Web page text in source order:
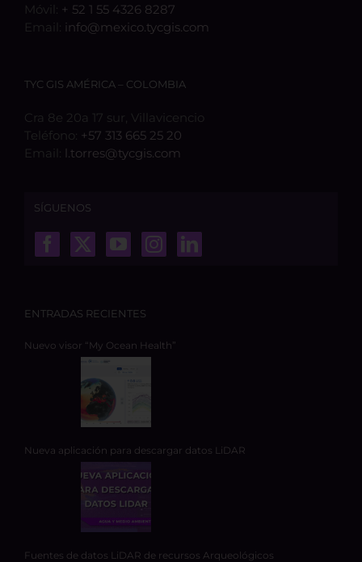
Móvil: + 52 1 55 4326 8287
Email: info@mexico.tycgis.com
TYC GIS AMÉRICA – COLOMBIA
Cra 8e 20a 17 sur, Villavicencio
Teléfono: +57 313 665 25 20
Email:
l.torres@tycgis.com
SÍGUENOS
ENTRADAS RECIENTES
Nuevo visor “My Ocean Health”
Nueva aplicación para descargar datos LiDAR
Fuentes de datos LiDAR de recursos Arqueológicos